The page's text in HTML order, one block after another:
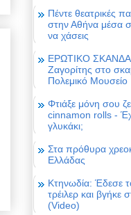
Πέντε θεατρικές
στην Αθήνα μέσα
να χάσεις
ΕΡΩΤΙΚΟ
Ζαγορίτης στο
Πολεμικό Μουσείο
Φτιάξε μόνη σου
cinnamon rolls -
γλυκάκι;
Στα πρόθυρα
Ελλάδας
Κτηνωδία: Έδεσε
τρέιλερ και βγήκε
(Video)